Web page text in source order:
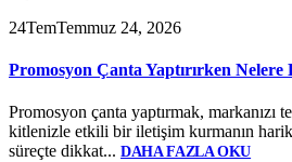
24TemTemmuz 24, 2026
Promosyon Çanta Yaptırırken
Promosyon çanta yaptırmak, markanızı
kitlenizle etkili bir iletişim kurmanın
süreçte dikkat... DAHA FAZLA OKU